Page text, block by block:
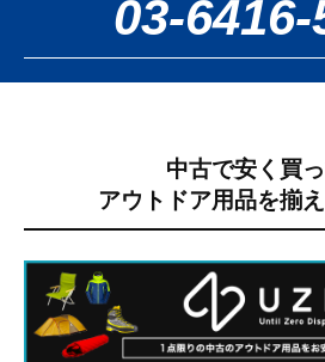
03-6416-
中古で安く買っ
アウトドア用品を揃